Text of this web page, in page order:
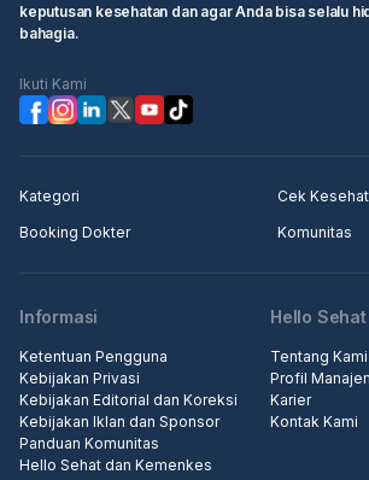
keputusan kesehatan dan agar Anda bisa selalu
bahagia.
Ikuti Kami
Kategori
Cek
Booking Dokter
Komunitas
Informasi
Ketentuan Pengguna
Kebijakan Privasi
Kebijakan Editorial dan Koreksi
Kebijakan Iklan dan Sponsor
Panduan Komunitas
Hello Sehat dan Kemenkes
Hello Sehat
Tentang Kami
Profil
Karier
Kontak Kami